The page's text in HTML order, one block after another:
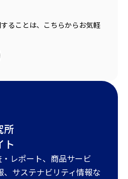
ることは、こちらからお気軽
所
ト
レポート、商品サービ
、サステナビリティ情報な